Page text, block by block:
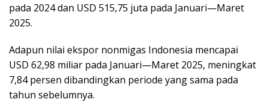
pada 2024 dan USD 515,75 juta pada Januari—Maret
2025.
Adapun nilai ekspor nonmigas Indonesia mencapai
USD 62,98 miliar pada Januari—Maret 2025, meningkat
7,84 persen dibandingkan periode yang sama pada
tahun sebelumnya.